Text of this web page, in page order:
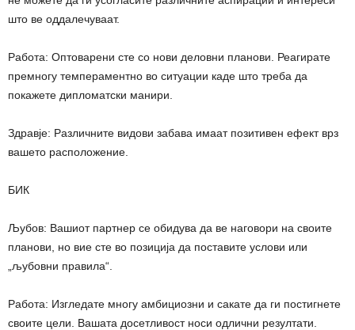
што ве оддалечуваат.
Работа: Оптоварени сте со нови деловни планови. Реагирате
премногу темпераментно во ситуации каде што треба да
покажете дипломатски манири.
Здравје: Различните видови забава имаат позитивен ефект врз
вашето расположение.
БИК
Љубов: Вашиот партнер се обидува да ве наговори на своите
планови, но вие сте во позиција да поставите услови или
„љубовни правила“.
Работа: Изгледате многу амбициозни и сакате да ги постигнете
своите цели. Вашата досетливост носи одлични резултати.